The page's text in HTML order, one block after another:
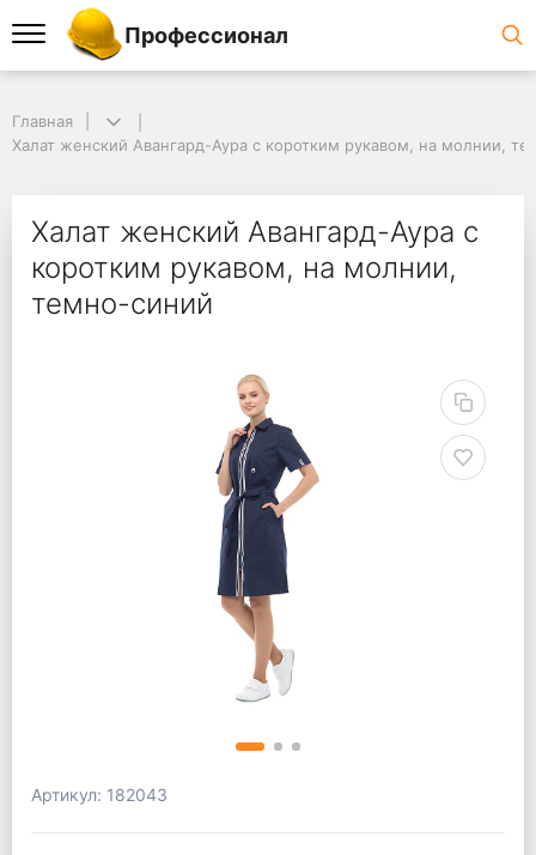
Профессионал
Главная
Халат женский Авангард-Аура с коротким рукавом, на молнии,
Халат женский Авангард-Аура с
коротким рукавом, на молнии,
темно-синий
Артикул: 182043